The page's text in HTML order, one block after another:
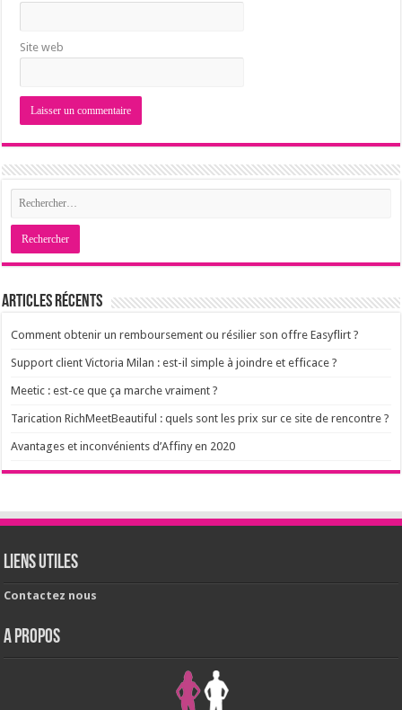
Site web
Articles récents
Comment obtenir un remboursement ou résilier son offre Easyflirt ?
Support client Victoria Milan : est-il simple à joindre et efficace ?
Meetic : est-ce que ça marche vraiment ?
Tarication RichMeetBeautiful : quels sont les prix sur ce site de rencontre ?
Avantages et inconvénients d’Affiny en 2020
Liens utiles
Contactez nous
A PROPOS